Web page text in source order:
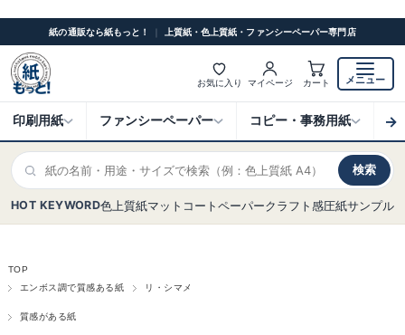
紙の通販なら紙もっと！ ｜ 上質紙・色上質紙・ファンシーペーパー専門店
お気に入り マイページ カート メニュー
印刷用紙 ファンシーペーパー コピー・事務用紙 ク
→
検索
HOT KEYWORD色上質紙マットコートペーパークラフト感圧紙サンプル
TOP
エンボス調で質感ある紙
リ・シマメ
質感がある紙